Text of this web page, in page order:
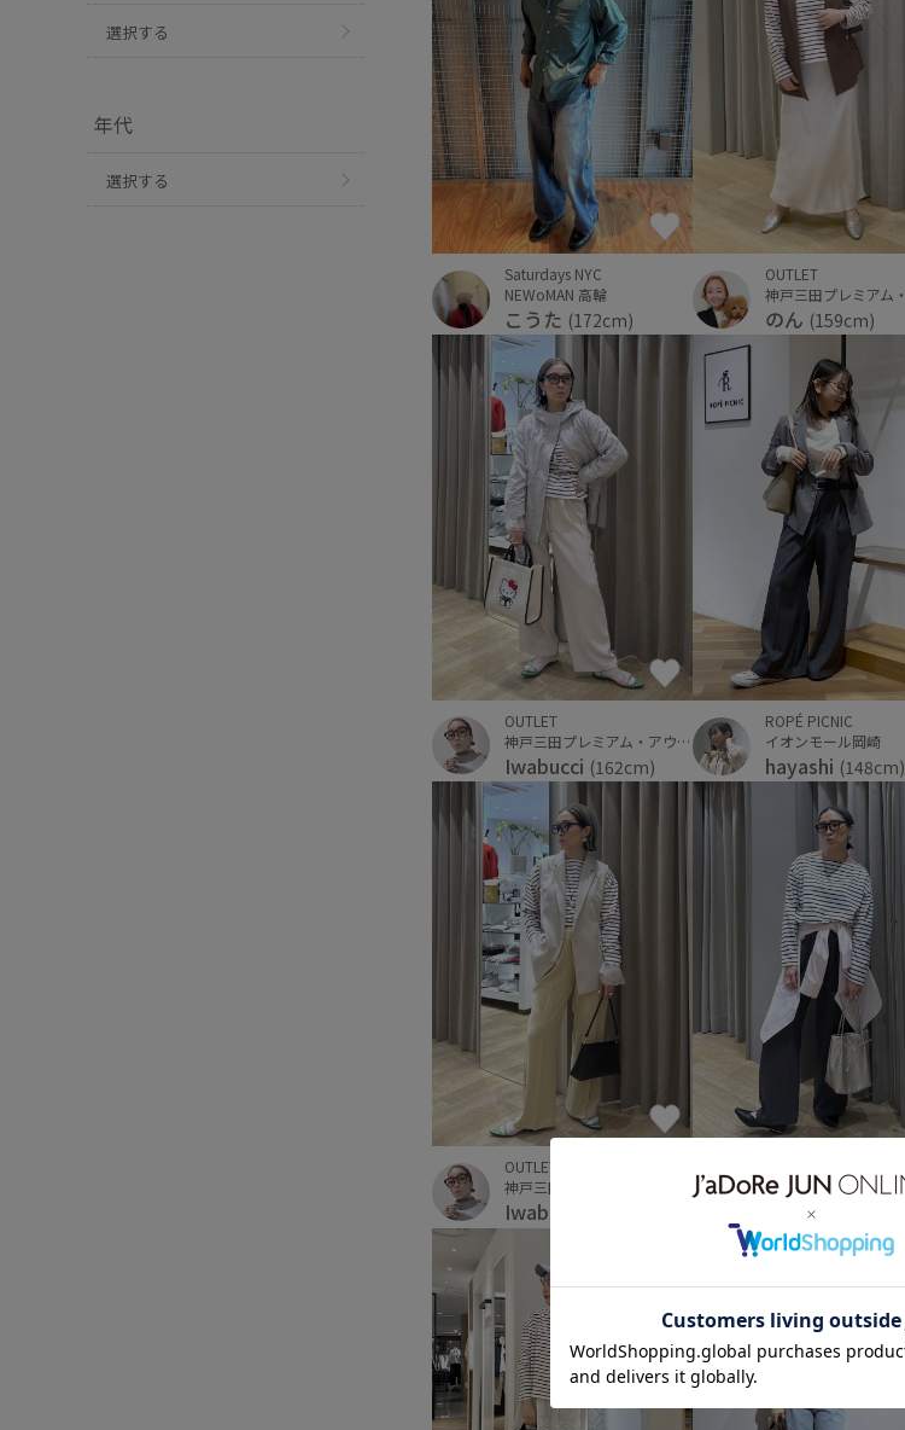
選択する
年代
選択する
Saturdays NYC
NEWoMAN 高輪
こうた (172cm)
OUTLET
のん (159cm)
OUTLET
神戸三田プレミアム・アウトレット
Iwabucci (162cm)
ROPÉ PICNIC
イオンモール岡崎
hayashi (148cm)
OUTLET
Iwabucci Iwabucci